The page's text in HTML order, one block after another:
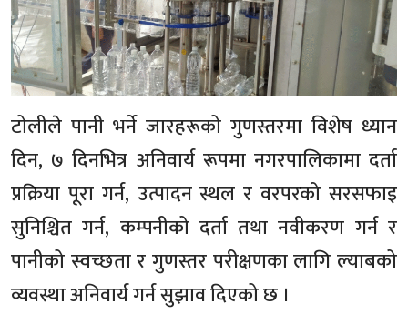
टोलीले पानी भर्ने जारहरूको गुणस्तरमा विशेष ध्यान
दिन, ७ दिनभित्र अनिवार्य रूपमा नगरपालिकामा दर्ता
प्रक्रिया पूरा गर्न, उत्पादन स्थल र वरपरको सरसफाइ
सुनिश्चित गर्न, कम्पनीको दर्ता तथा नवीकरण गर्न र
पानीको स्वच्छता र गुणस्तर परीक्षणका लागि ल्याबको
व्यवस्था अनिवार्य गर्न सुझाव दिएको छ ।